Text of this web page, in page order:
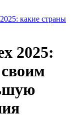
какие страны
2025: